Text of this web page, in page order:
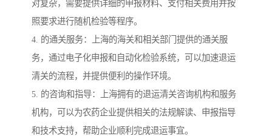
对复杂，需要提供详细的申报材料、支付相关费用并按
照要求进行随机检验等程序。
4. 的通关服务：上海的海关和相关部门提供的通关服
务，通过电子化申报和自动化检验系统，可以加速退运
清关的流程，并提供便利的操作环境。
5. 的咨询和指导：上海拥有的退运清关咨询机构和服务
机构，可以为农药企业提供相关的法规解读、申报指导
和技术支持，帮助企业顺利完成退运事宜。